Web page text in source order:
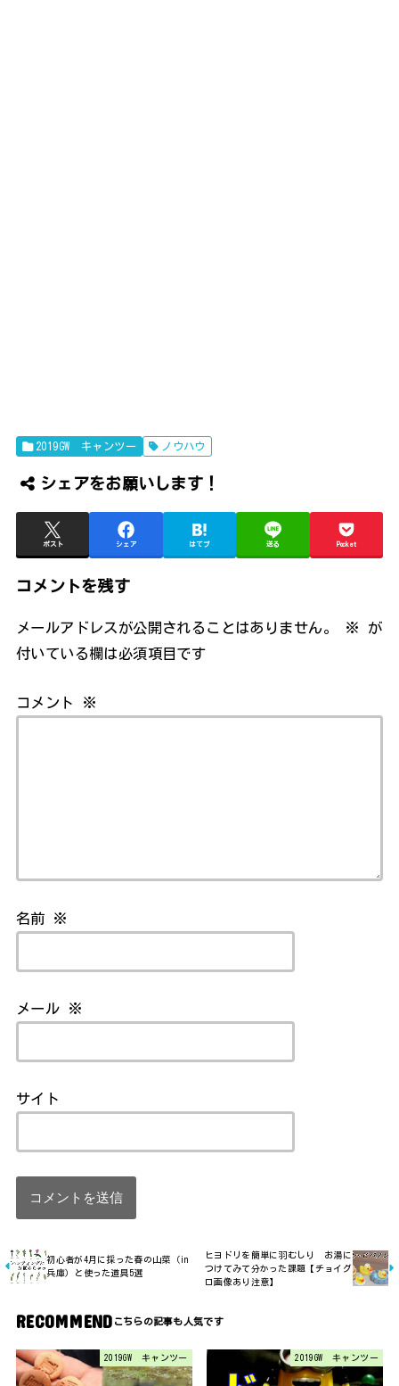
2019GW キャンツー ノウハウ
シェアをお願いします！
ポスト シェア はてブ 送る Pocket
コメントを残す
メールアドレスが公開されることはありません。 ※
が
付いている欄は必須項目です
コメント ※
名前 ※
メール ※
サイト
初心者が4月に採った春の山菜（in
兵庫）と使った道具5選
ヒヨドリを簡単に羽むしり お湯に
つけてみて分かった課題【チョイグ
ロ画像あり注意】
RECOMMEND
2019GW キャンツー 2019GW キャンツー